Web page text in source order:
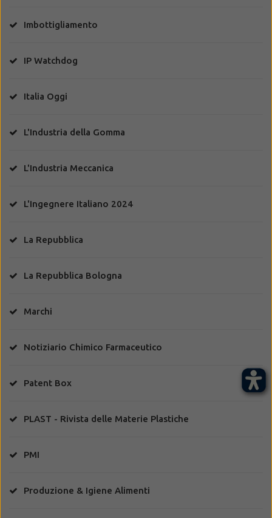
Imbottigliamento
IP Watchdog
Italia Oggi
L'Industria della Gomma
L'Industria Meccanica
L'Ingegnere Italiano 2024
La Repubblica
La Repubblica Bologna
Marchi
Notiziario Chimico Farmaceutico
Patent Box
PLAST - Rivista delle Materie Plastiche
PMI
Produzione & Igiene Alimenti